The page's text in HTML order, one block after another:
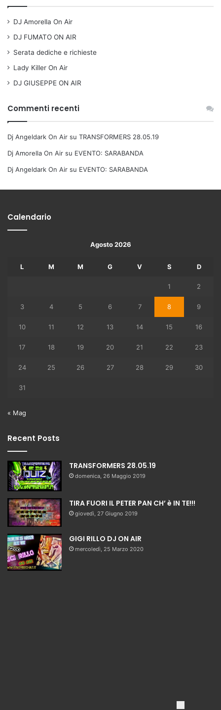
DJ Amorella On Air
DJ FUMATO ON AIR
Serata dediche e richieste
Lady Killer On Air
DJ GIUSEPPE ON AIR
Commenti recenti
Dj Angeldark On Air su TRANSFORMERS 28.05.19
Dj Amorella On Air su EVENTO: SARABANDA
Dj Angeldark On Air su EVENTO: SARABANDA
Calendario
Agosto 2026
L M M G V S D
1 2
3 4 5 6 7 8 9
10 11 12 13 14 15 16
17 18 19 20 21 22 23
24 25 26 27 28 29 30
31
« Mag
Recent Posts
TRANSFORMERS 28.05.19
domenica, 26 Maggio 2019
TIRA FUORI IL PETER PAN CH’ è IN TE!!!
giovedì, 27 Giugno 2019
GIGI RILLO DJ ON AIR
mercoledì, 25 Marzo 2020